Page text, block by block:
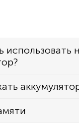
использовать